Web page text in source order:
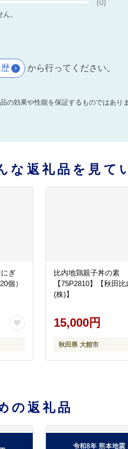
。
から行ってください。
効果や性能を保証するものではありま
な返礼品を見て
ぎ
個）
比内地鶏親子丼の素
【75P2810】【秋田
(株)】
15,000円
秋田県 大館市
の返礼品